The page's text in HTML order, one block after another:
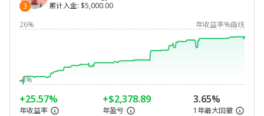
3
累计入金: $5,000.00
26%
年收益率%曲线
-3%
+25.57%
年收益率
+$2,378.89
年盈亏
3.65%
1年最大回撤